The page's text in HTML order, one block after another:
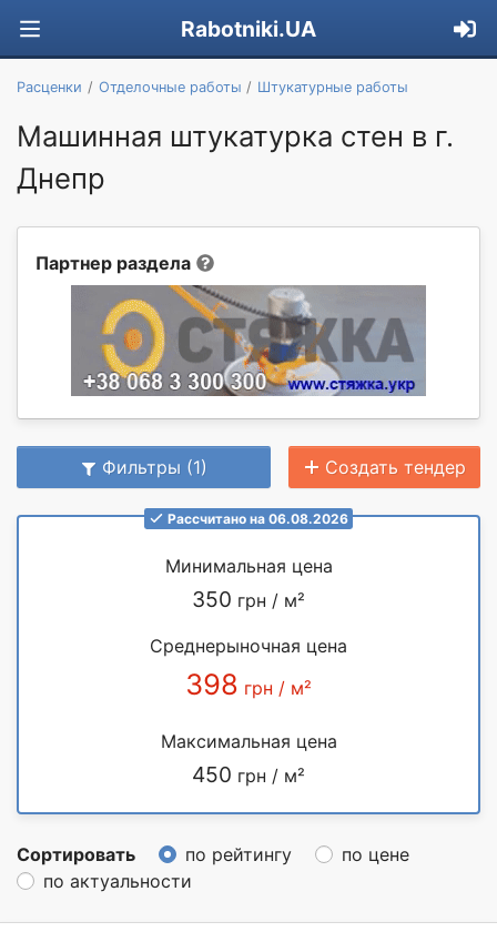
Rabotniki.UA
Расценки Отделочные работы Штукатурные работы
Машинная штукатурка стен в г.
Днепр
Партнер раздела
Фильтры (1) Создать тендер
Рассчитано на 06.08.2026
Минимальная цена
350 грн / м²
Среднерыночная цена
398 грн / м²
Максимальная цена
450 грн / м²
Сортировать по рейтингу
по цене
по актуальности